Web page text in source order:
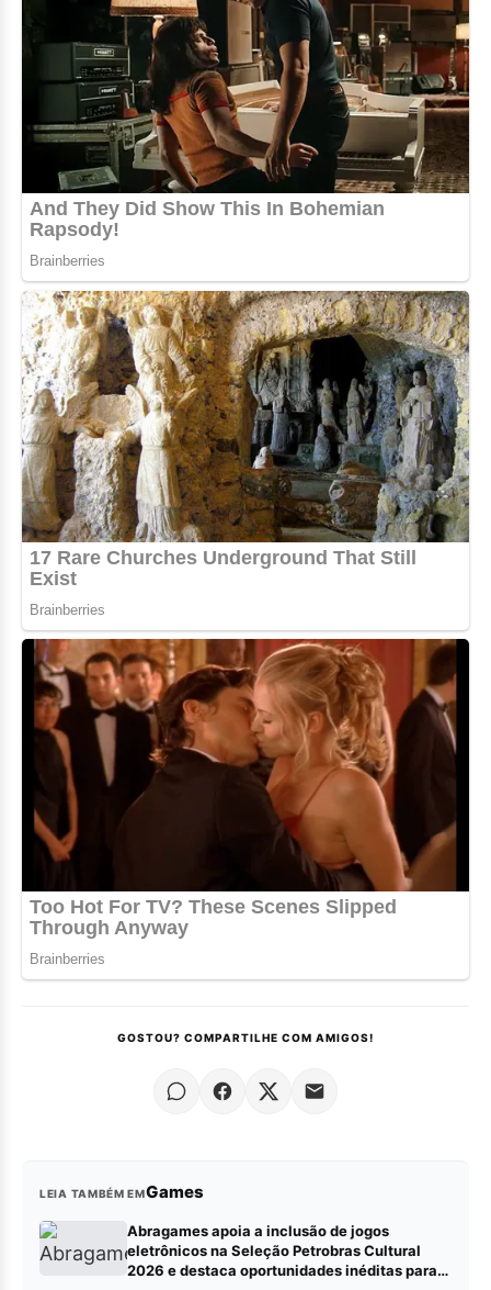
GOSTOU? COMPARTILHE COM AMIGOS!
LEIA TAMBÉM EMGames
Abragames apoia a inclusão de jogos
eletrônicos na Seleção Petrobras Cultural
2026 e destaca oportunidades inéditas para